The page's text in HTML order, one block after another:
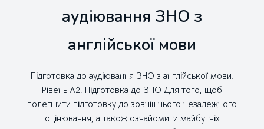
аудіювання ЗНО з
англійської мови
Підготовка до аудіювання ЗНО з англійської мови.
Рівень А2. Підготовка до ЗНО Для того, щоб
полегшити підготовку до зовнішнього незалежного
оцінювання, а також ознайомити майбутніх